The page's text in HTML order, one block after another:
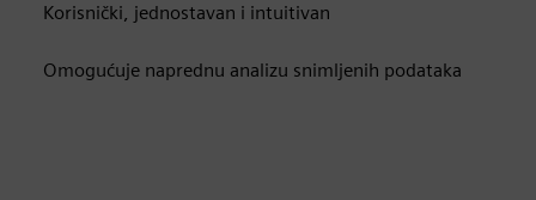
Korisnički, jednostavan i intuitivan
Omogućuje naprednu analizu snimljenih podataka